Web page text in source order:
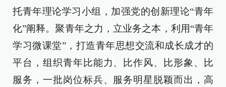
托青年理论学习小组，加强党的创新理论“青年
化”阐释。聚青年之力，立业务之本，利用“青年
学习微课堂”，打造青年思想交流和成长成才的
平台，组织青年比能力、比作风、比形象、比
服务，一批岗位标兵、服务明星脱颖而出，高